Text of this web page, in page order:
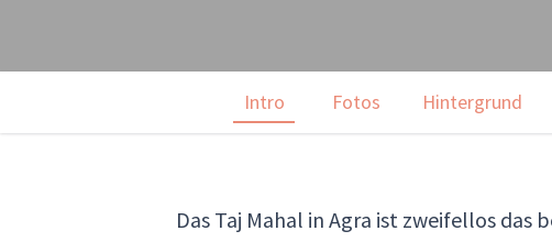
Intro Fotos Hintergrund
Das Taj Mahal in Agra ist zweifellos das